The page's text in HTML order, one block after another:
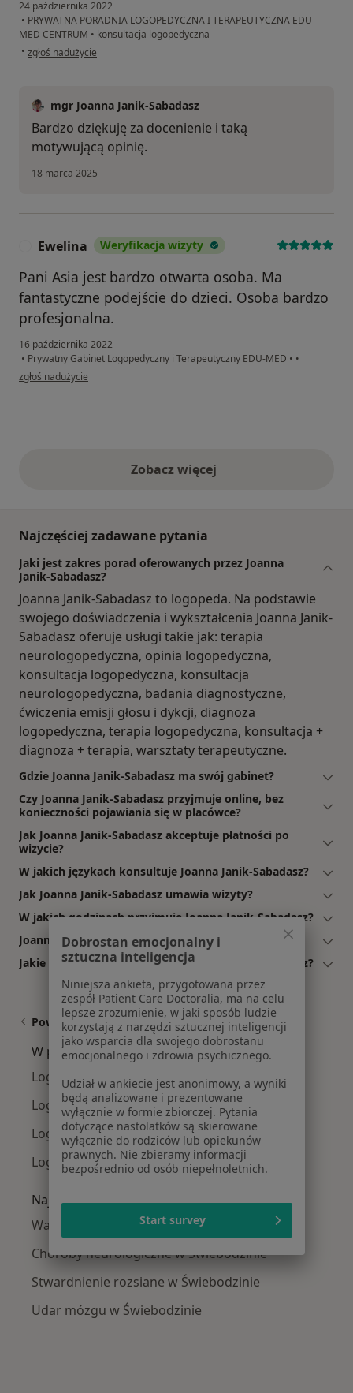
24 października 2022
• PRYWATNA PORADNIA LOGOPEDYCZNA I TERAPEUTYCZNA EDU-
MED CENTRUM • konsultacja logopedyczna
• w opinii użytkownika Aneta
zgłoś nadużycie
mgr Joanna Janik-Sabadasz
Bardzo dziękuję za docenienie i taką
motywującą opinię.
18 marca 2025
Ewelina Weryfikacja wizyty
Pani Asia jest bardzo otwarta osoba. Ma
fantastyczne podejście do dzieci. Osoba bardzo
profesjonalna.
16 października 2022
• Prywatny Gabinet Logopedyczny i Terapeutyczny EDU-MED • •
w opinii użytkownika Ewelina
zgłoś nadużycie
Zobacz więcejopinie powyżej
Najczęściej zadawane pytania
Jaki jest zakres porad oferowanych przez Joanna
Janik-Sabadasz?
Joanna Janik-Sabadasz to logopeda. Na podstawie
swojego doświadczenia i wykształcenia Joanna Janik-
Sabadasz oferuje usługi takie jak: terapia
neurologopedyczna, opinia logopedyczna,
konsultacja logopedyczna, konsultacja
neurologopedyczna, badania diagnostyczne,
ćwiczenia emisji głosu i dykcji, diagnoza
logopedyczna, terapia logopedyczna, konsultacja +
diagnoza + terapia, warsztaty terapeutyczne.
Gdzie Joanna Janik-Sabadasz ma swój gabinet?
Czy Joanna Janik-Sabadasz przyjmuje online, bez
konieczności pojawiania się w placówce?
Jak Joanna Janik-Sabadasz akceptuje płatności po
wizycie?
W jakich językach konsultuje Joanna Janik-Sabadasz?
Jak Joanna Janik-Sabadasz umawia wizyty?
W jakich godzinach przyjmuje Joanna Janik-Sabadasz?
Joanna Janik-Sabadasz: co mówią pacjenci?
Jakie ubezpieczenia akceptuje Joanna Janik-Sabadasz?
Powiązane wyszukiwania
W pobliżu Świebodzina
Logopedzi w Zielonej Górze
Logopedzi w Międzychodzie
Logopedzi w Sulechowie
Logopedzi w Świdnicy
Najczęście leczone choroby
Wady rozwojowe w Świebodzinie
Choroby neurologiczne w Świebodzinie
Stwardnienie rozsiane w Świebodzinie
Udar mózgu w Świebodzinie
Dobrostan emocjonalny i
sztuczna inteligencja
Niniejsza ankieta, przygotowana przez
zespół Patient Care Doctoralia, ma na celu
lepsze zrozumienie, w jaki sposób ludzie
korzystają z narzędzi sztucznej inteligencji
jako wsparcia dla swojego dobrostanu
emocjonalnego i zdrowia psychicznego.
Udział w ankiecie jest anonimowy, a wyniki
będą analizowane i prezentowane
wyłącznie w formie zbiorczej. Pytania
dotyczące nastolatków są skierowane
wyłącznie do rodziców lub opiekunów
prawnych. Nie zbieramy informacji
bezpośrednio od osób niepełnoletnich.
Start survey